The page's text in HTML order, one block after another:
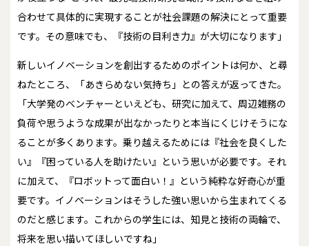
合わせて具体的に実現することが社会課題の解決にとって重要
です。その意味でも、『技術の目利き力』が大切になります」
新しいイノベーションを創出するためのポイントは何か、と尋
ねたところ、「あきらめない気持ち」との答えが返ってきた。
「大学発のベンチャーといえども、研究に加えて、周辺雑務の
負荷や思うような成果が出なかったりと本当にくじけそうにな
ることが多くあります。乗り越えるためには『社会を良くした
い』『困っている人を助けたい』という思いが必要です。それ
に加えて、『ロボットって面白い！』という純粋な好奇心が重
要です。イノベーションはそうした強い思いから生まれてくる
のだと感じます。これからの学生には、知見と技術の両輪で、
将来を思い描いてほしいですね」